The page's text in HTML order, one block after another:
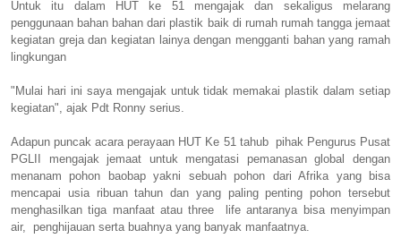
Untuk itu dalam HUT ke 51 mengajak dan sekaligus melarang
penggunaan bahan bahan dari plastik baik di rumah rumah tangga jemaat
kegiatan greja dan kegiatan lainya dengan mengganti bahan yang ramah
lingkungan
"Mulai hari ini saya mengajak untuk tidak memakai plastik dalam setiap
kegiatan", ajak Pdt Ronny serius.
Adapun puncak acara perayaan HUT Ke 51 tahub pihak Pengurus Pusat
PGLII mengajak jemaat untuk mengatasi pemanasan global dengan
menanam pohon baobap yakni sebuah pohon dari Afrika yang bisa
mencapai usia ribuan tahun dan yang paling penting pohon tersebut
menghasilkan tiga manfaat atau three life antaranya bisa menyimpan
air, penghijauan serta buahnya yang banyak manfaatnya.